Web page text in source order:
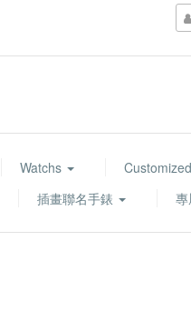
Watchs
插畫聯名手錶